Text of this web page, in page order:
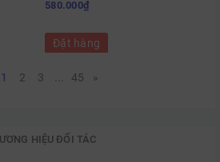
580.000₫
Đặt hàng
1 2 3 45 »
HIỆU ĐỐI TÁC